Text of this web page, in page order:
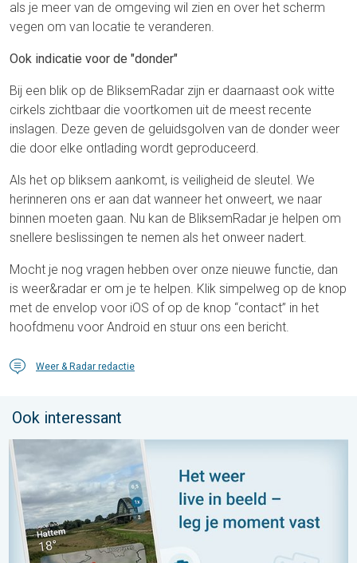
als je meer van de omgeving wil zien en over het scherm
vegen om van locatie te veranderen.
Ook indicatie voor de "donder"
Bij een blik op de BliksemRadar zijn er daarnaast ook witte
cirkels zichtbaar die voortkomen uit de meest recente
inslagen. Deze geven de geluidsgolven van de donder weer
die door elke ontlading wordt geproduceerd.
Als het op bliksem aankomt, is veiligheid de sleutel. We
herinneren ons er aan dat wanneer het onweert, we naar
binnen moeten gaan. Nu kan de BliksemRadar je helpen om
snellere beslissingen te nemen als het onweer nadert.
Mocht je nog vragen hebben over onze nieuwe functie, dan
is weer&radar er om je te helpen. Klik simpelweg op de knop
met de envelop voor iOS of op de knop “contact” in het
hoofdmenu voor Android en stuur ons een bericht.
Weer & Radar redactie
Ook interessant
Impressies maken, momenten delen. Deel wat je ziet!. . .